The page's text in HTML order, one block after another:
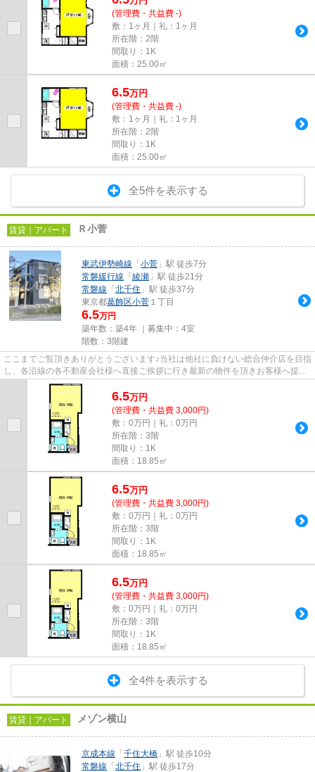
(管理費・共益費 -)
敷：1ヶ月｜礼：1ヶ月
所在階：2階
間取り：1K
面積：25.00㎡
6.5万円
(管理費・共益費 -)
敷：1ヶ月｜礼：1ヶ月
所在階：2階
間取り：1K
面積：25.00㎡
全5件を表示する
賃貸｜アパート Ｒ小菅
東武伊勢崎線 「 小菅 」駅 徒歩7分
常磐緩行線 「 綾瀬 」駅 徒歩21分
常磐線 「 北千住 」駅 徒歩37分
東京都葛飾区小菅 １丁目
6.5万円
築年数：築4年 ｜募集中： 4室
階数：3階建
ここまでご覧頂きありがとうございます♪当社は他社に負けない総合仲介店を目指
し、各沿線の各不動産会社様へ直接ご挨拶に行き最新の物件を頂きお客様へ提供
しております！最新の情報は...
6.5万円
(管理費・共益費 3,000円)
敷：0万円｜礼：0万円
所在階：3階
間取り：1K
面積：18.85㎡
6.5万円
(管理費・共益費 3,000円)
敷：0万円｜礼：0万円
所在階：3階
間取り：1K
面積：18.85㎡
6.5万円
(管理費・共益費 3,000円)
敷：0万円｜礼：0万円
所在階：3階
間取り：1K
面積：18.85㎡
全4件を表示する
賃貸｜アパート メゾン横山
京成本線 「 千住大橋 」駅 徒歩10分
常磐線 「 北千住 」駅 徒歩17分